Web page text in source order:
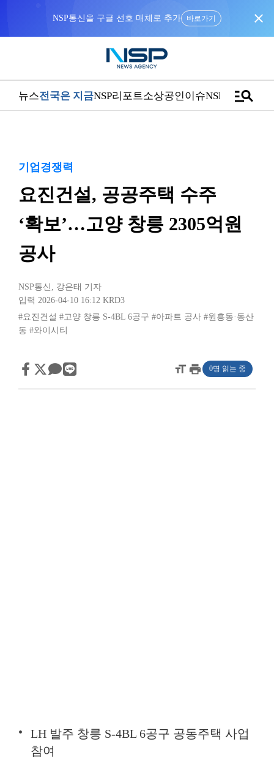
NSP통신을 구글 선호 매체로 추가 바로가기 close
뉴스전국은 지금NSP리포트소상공인이슈NSPTVmanage_search
기업경쟁력
요진건설, 공공주택 수주
‘확보’…고양 창릉 2305억원
공사
NSP통신 , 강은태 기자
입력 2026-04-10 16:12 KRD3
#요진건설 #고양 창릉 S-4BL 6공구 #아파트 공사 #원흥동·동산
동 #와이시티
format_sizeprint 0명 읽는 중
LH 발주 창릉 S-4BL 6공구 공동주택 사업
참여